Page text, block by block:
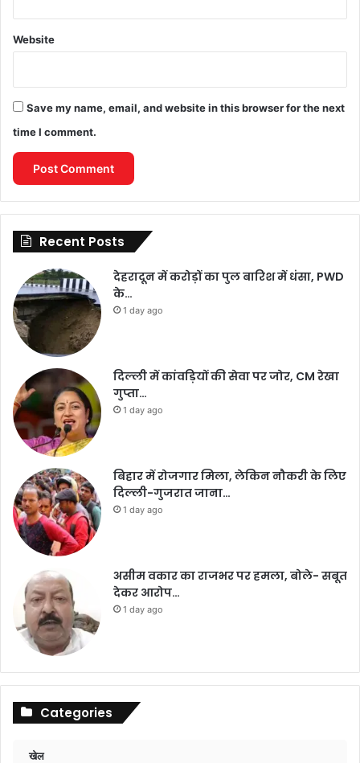
Website
Save my name, email, and website in this browser for the next
time I comment.
Recent Posts
देहरादून में करोड़ों का पुल बारिश में धंसा, PWD
के…
1 day ago
दिल्ली में कांवड़ियों की सेवा पर जोर, CM रेखा
गुप्ता…
1 day ago
बिहार में रोजगार मिला, लेकिन नौकरी के लिए
दिल्ली-गुजरात जाना…
1 day ago
असीम वकार का राजभर पर हमला, बोले- सबूत
देकर आरोप…
1 day ago
Categories
खेल